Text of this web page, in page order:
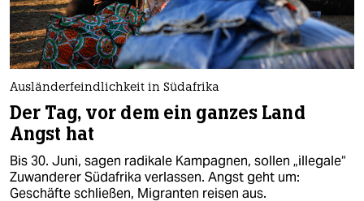
Ausländerfeindlichkeit in Südafrika
Der Tag, vor dem ein ganzes Land
Angst hat
Bis 30. Juni, sagen radikale Kampagnen, sollen „illegale“
Zuwanderer Südafrika verlassen. Angst geht um:
Geschäfte schließen, Migranten reisen aus.